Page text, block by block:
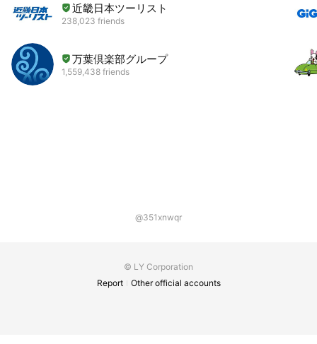
近畿日本ツーリスト
238,023 friends
万葉倶楽部グループ
1,559,438 friends
@351xnwqr
© LY Corporation
Report
Other official accounts